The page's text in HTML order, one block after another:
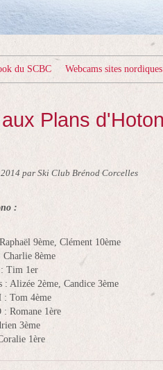
du SCBC Webcams sites nordiques
Plans
par Ski Club Brénod Corcelles
:
9ème, Clément 10ème
Charlie 8ème
: Tim 1er
: Alizée 2ème, Candice 3ème
: Tom 4ème
: Romane 1ère
3ème
1ère